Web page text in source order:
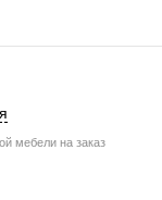
мебели на заказ